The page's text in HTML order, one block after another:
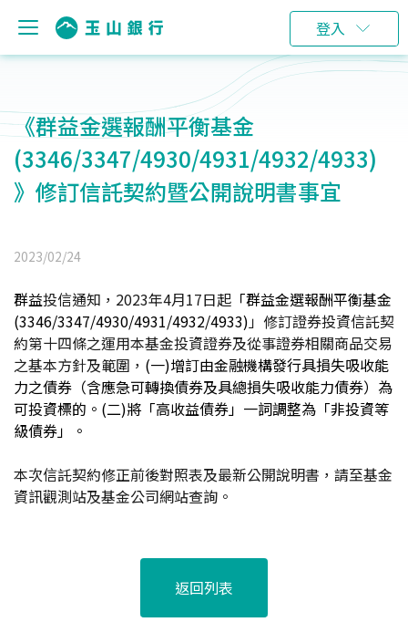
登入
《群益金選報酬平衡基金
(3346/3347/4930/4931/4932/4933)
》修訂信託契約暨公開說明書事宜
2023/02/24
群益投信通知，2023年4月17日起 「群益金選報酬平衡基金
(3346/3347/4930/4931/4932/4933)」修訂證券投資信託契
約第十四條之運用本基金投資證券及從事證券相關商品交易
之基本方針及範圍， (一)增訂由金融機構發行具損失吸收能
力之債券（含應急可轉換債券及具總損失吸收能力債券）為
可投資標的。(二)將「高收益債券」一詞調整為「非投資等
級債券」。
本次信託契約修正前後對照表及最新公開說明書，請至基金
資訊觀測站及基金公司網站查詢。
返回列表